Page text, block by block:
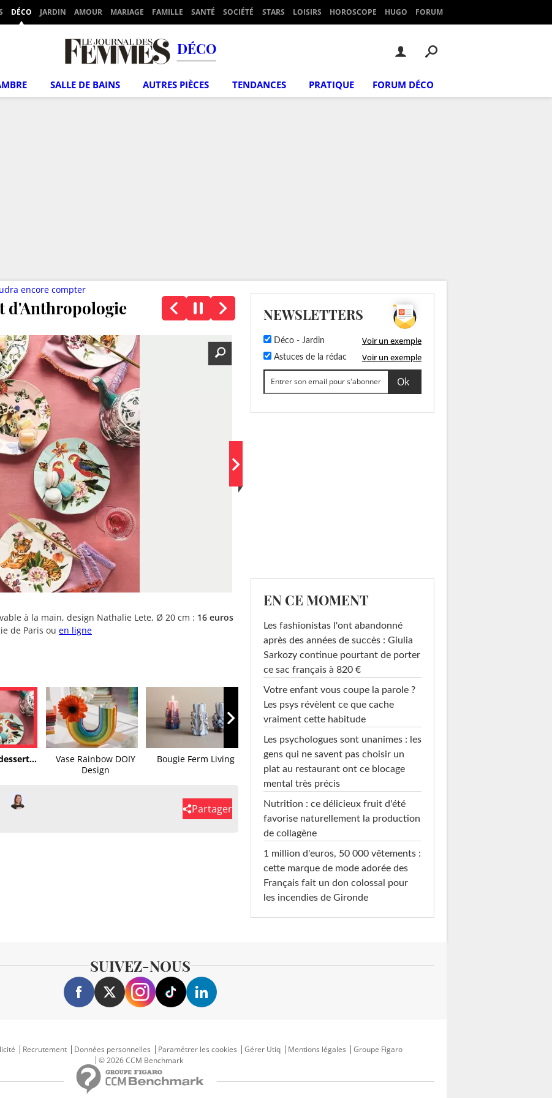
DÉCO JARDIN AMOUR MARIAGE FAMILLE SANTÉ SOCIÉTÉ STARS LOISIRS HOROSCOPE HUGO FORUM
DÉCO
SALLE DE BAINS AUTRES PIÈCES TENDANCES PRATIQUE FORUM DÉCO
d'Anthropologie
encore compter
à la main, design Nathalie Lete, Ø 20 cm : 16 euros
de Paris ou en ligne
Vase Rainbow DOIY
Design
Bougie Ferm Living
Karen Mabon X
Monoprix
Ampoule néon
Elements...
Partager
NEWSLETTERS
Déco - Jardin Voir un exemple
Astuces de la rédac Voir un exemple
EN CE MOMENT
Les fashionistas l'ont abandonné
après des années de succès : Giulia
Sarkozy continue pourtant de porter
ce sac français à 820 €
Votre enfant vous coupe la parole ?
Les psys révèlent ce que cache
vraiment cette habitude
Les psychologues sont unanimes : les
gens qui ne savent pas choisir un
plat au restaurant ont ce blocage
mental très précis
Nutrition : ce délicieux fruit d'été
favorise naturellement la production
de collagène
1 million d'euros, 50 000 vêtements :
cette marque de mode adorée des
Français fait un don colossal pour
les incendies de Gironde
SUIVEZ-NOUS
Recrutement Données personnelles Paramétrer les cookies Gérer Utiq Mentions légales
Groupe Figaro
© 2026 CCM Benchmark